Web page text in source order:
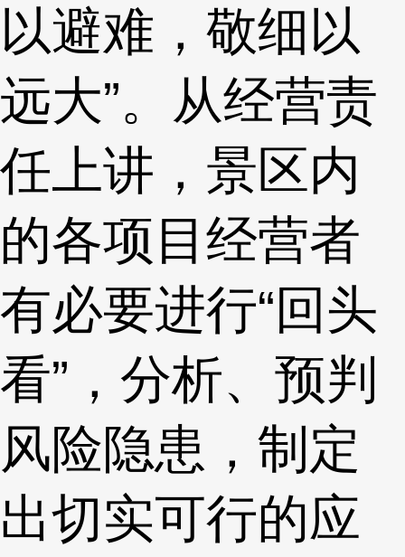
以避难，敬细以
远大”。从经营责
任上讲，景区内
的各项目经营者
有必要进行“回头
看”，分析、预判
风险隐患，制定
出切实可行的应